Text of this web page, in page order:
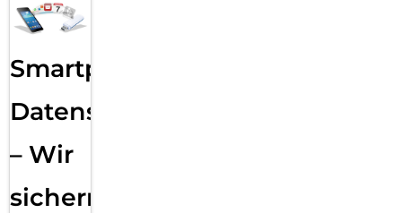
Smartphone
Datensicherung
– Wir
sichern